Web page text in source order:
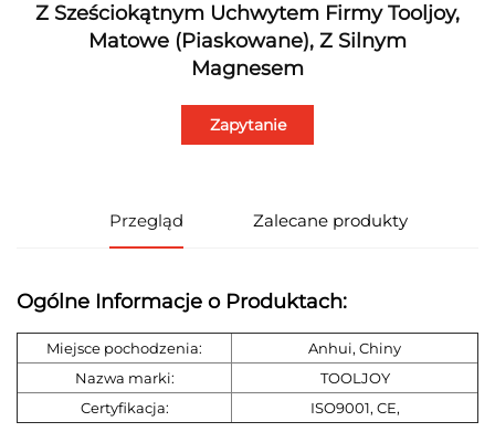
Z Sześciokątnym Uchwytem Firmy Tooljoy,
Matowe (piaskowane), Z Silnym
Magnesem
Zapytanie
Przegląd Zalecane produkty
Ogólne Informacje o Produktach:
Miejsce pochodzenia:
Anhui, Chiny
Nazwa marki:
TOOLJOY
Certyfikacja:
ISO9001, CE,